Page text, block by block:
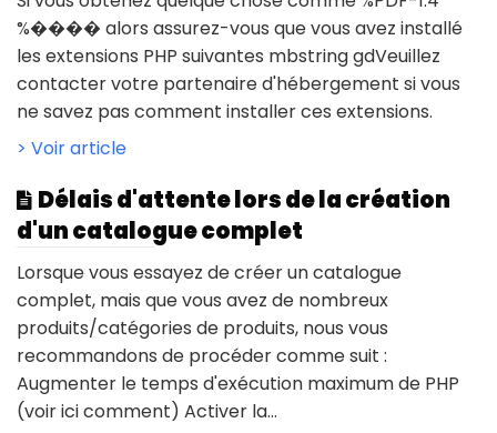
%���� alors assurez-vous que vous avez installé
les extensions PHP suivantes mbstring gdVeuillez
contacter votre partenaire d'hébergement si vous
ne savez pas comment installer ces extensions.
> Voir article
Délais d'attente lors de la création
d'un catalogue complet
Lorsque vous essayez de créer un catalogue
complet, mais que vous avez de nombreux
produits/catégories de produits, nous vous
recommandons de procéder comme suit :
Augmenter le temps d'exécution maximum de PHP
(voir ici comment) Activer la...